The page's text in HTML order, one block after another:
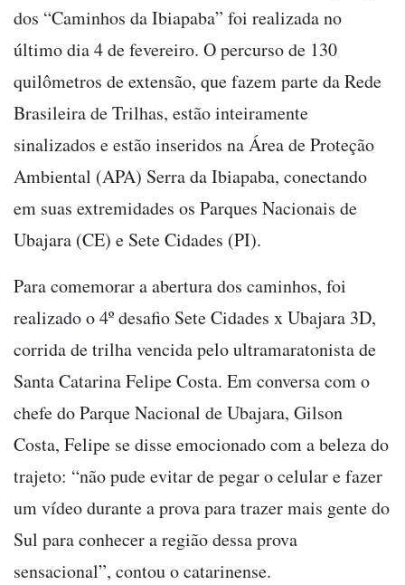
dos “Caminhos da Ibiapaba” foi realizada no
último dia 4 de fevereiro. O percurso de 130
quilômetros de extensão, que fazem parte da Rede
Brasileira de Trilhas, estão inteiramente
sinalizados e estão inseridos na Área de Proteção
Ambiental (APA) Serra da Ibiapaba, conectando
em suas extremidades os Parques Nacionais de
Ubajara (CE) e Sete Cidades (PI).
Para comemorar a abertura dos caminhos, foi
realizado o 4º desafio Sete Cidades x Ubajara 3D,
corrida de trilha vencida pelo ultramaratonista de
Santa Catarina Felipe Costa. Em conversa com o
chefe do Parque Nacional de Ubajara, Gilson
Costa, Felipe se disse emocionado com a beleza do
trajeto: “não pude evitar de pegar o celular e fazer
um vídeo durante a prova para trazer mais gente do
Sul para conhecer a região dessa prova
sensacional”, contou o catarinense.